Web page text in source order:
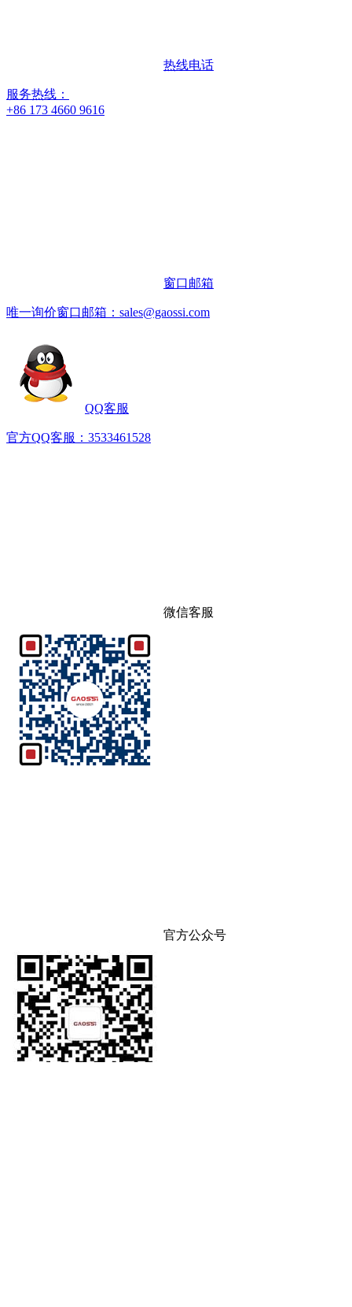
热线电话
服务热线：
+86 173 4660 9616
窗口邮箱
唯一询价窗口邮箱：sales@gaossi.com
QQ客服
官方QQ客服：3533461528
微信客服
官方公众号